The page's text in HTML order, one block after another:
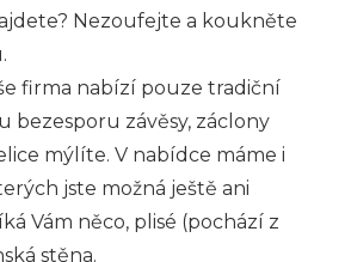
Nezoufejte a koukněte
firma nabízí pouze tradiční
bezesporu závěsy, záclony
mýlíte. V nabídce máme i
jste možná ještě ani
Vám něco, plisé (pochází z
stěna.